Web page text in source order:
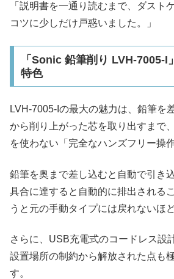
「説明書を一通り読むまで、ダスト
コツに少しだけ戸惑いました。」
「Sonic 鉛筆削り LVH-7005-I
特色
LVH-7005-Iの最大の魅力は、鉛筆を
から削り上がった芯を取り出すまで
を使わない「完全なハンズフリー操
鉛筆を奥まで差し込むと自動で引き
具合に達すると自動的に排出される
うと元の手動タイプには戻れないほ
さらに、USB充電式のコードレス設
設置場所の制約から解放された点も
す。